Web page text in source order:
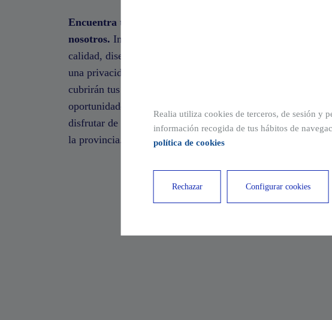
Encuentra tu chalet de obra nueva en Sevilla con
nosotros. Inmuebles que cumplen los más altos estándares de
calidad, diseño y seguridad, con todas las comodidades para
una privacidad totalmente confortable y zonas comunes que
cubrirán tus necesidades y las de tu familia. Diferentes
oportunidades de chalets de obra nueva en Sevilla para
disfrutar de la luz, el buen tiempo y todas las posibilidades
la provincia.
Realia utiliza cookies de terceros, de sesión y
información recogida de tus hábitos de
política de cookies
Rechazar Configurar cookies